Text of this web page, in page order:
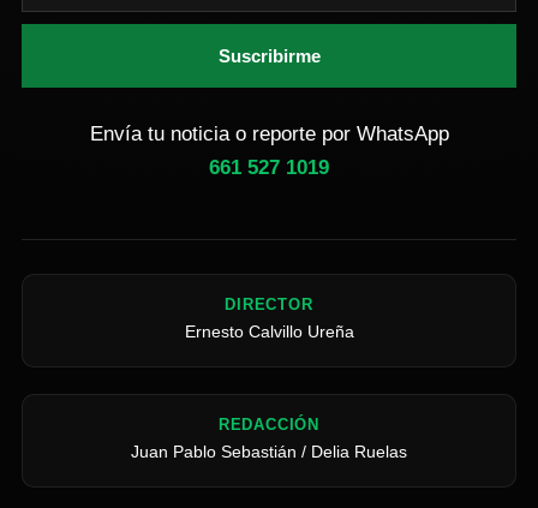
Suscribirme
Envía tu noticia o reporte por WhatsApp
661 527 1019
DIRECTOR
Ernesto Calvillo Ureña
REDACCIÓN
Juan Pablo Sebastián / Delia Ruelas